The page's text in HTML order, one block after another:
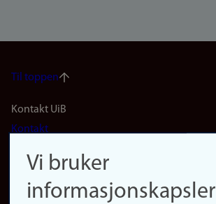
Til toppen
Footer
(no)
Kontakt UiB
Kontakt
Finn forsker
Presse
Vi bruker
informasjonskapsler